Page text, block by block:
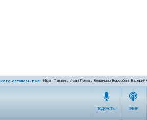
осталось полгодаИван Панкин, Иван Лизан, Владимир Ворсобин, Валерий
ПОДКАСТЫ ЭФИР